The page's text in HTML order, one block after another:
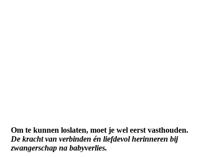
Om te kunnen loslaten, moet je wel eerst vasthouden.
De kracht van verbinden én liefdevol herinneren bij
zwangerschap na babyverlies.